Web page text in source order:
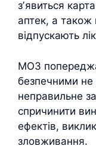
зʼявиться
аптек, а також
відпускають
МОЗ
безпечними не
неправильне
спричинити
ефектів,
зловживання.